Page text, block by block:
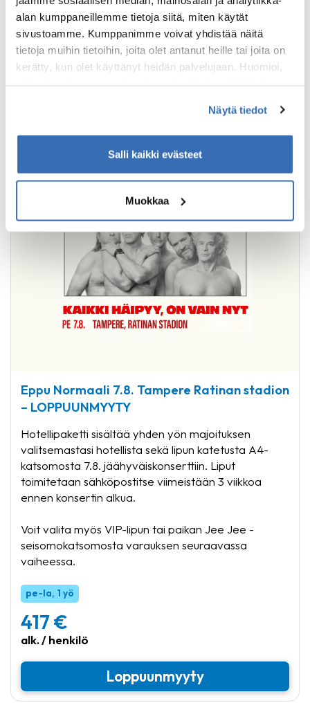
alan kumppaneillemme tietoja siitä, miten käytät
sivustoamme. Kumppanimme voivat yhdistää näitä
tietoja muihin tietoihin, joita olet antanut heille tai joita on
kerätty, kun olet käyttänyt heidän palvelujaan. Huomioi,
Näytä tiedot
Salli kaikki evästeet
Muokkaa
to-pe, 1 yö
270 €
Eppu Normaali 7.8. Tampere Ratinan stadion
– LOPPUUNMYYTY
Hotellipaketti sisältää yhden yön majoituksen
valitsemastasi hotellista sekä lipun katetusta A4-
katsomosta 7.8. jäähyväiskonserttiin. Liput
toimitetaan sähköpostitse viimeistään 3 viikkoa
ennen konsertin alkua.
Voit valita myös VIP-lipun tai paikan Jee Jee -
seisomokatsomosta varauksen seuraavassa
vaiheessa.
pe-la, 1 yö
417 €
alk. / henkilö
Loppuunmyyty